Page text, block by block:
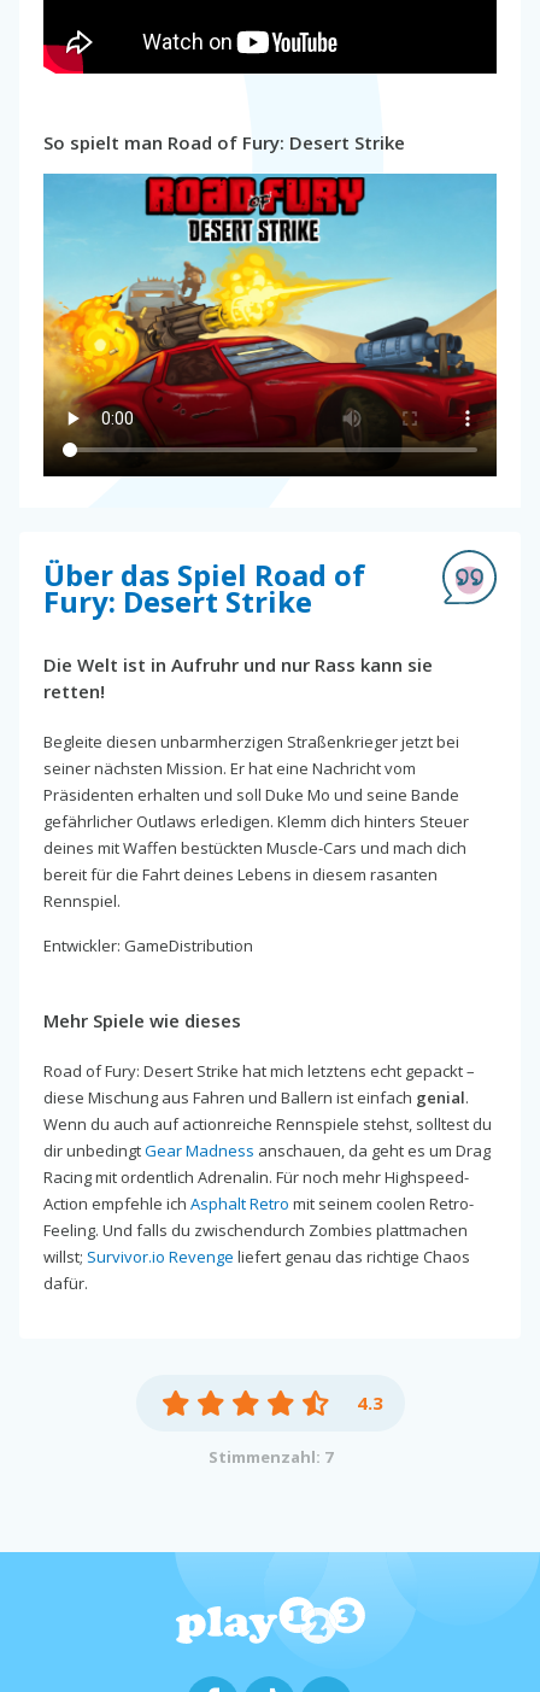
So spielt man Road of Fury: Desert Strike
Über das Spiel Road of
Fury: Desert Strike
Die Welt ist in Aufruhr und nur Rass kann sie
retten!
Begleite diesen unbarmherzigen Straßenkrieger jetzt bei
seiner nächsten Mission. Er hat eine Nachricht vom
Präsidenten erhalten und soll Duke Mo und seine Bande
gefährlicher Outlaws erledigen. Klemm dich hinters Steuer
deines mit Waffen bestückten Muscle-Cars und mach dich
bereit für die Fahrt deines Lebens in diesem rasanten
Rennspiel.
Entwickler: GameDistribution
Mehr Spiele wie dieses
Road of Fury: Desert Strike hat mich letztens echt gepackt –
diese Mischung aus Fahren und Ballern ist einfach genial.
Wenn du auch auf actionreiche Rennspiele stehst, solltest du
dir unbedingtGear Madness anschauen, da geht es um Drag
Racing mit ordentlich Adrenalin. Für noch mehr Highspeed-
Action empfehle ich Asphalt Retro mit seinem coolen Retro-
Feeling. Und falls du zwischendurch Zombies plattmachen
willst; Survivor.io Revenge liefert genau das richtige Chaos
dafür.
4.3
Stimmenzahl: 7